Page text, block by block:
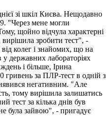
зі шкіл Києва. Нещодавно
"Через мене могли
щойно відчула характерні
зробити тест", -
колег і знайомих, що на
у державних лабораторіях
і більше, Ірина
гривень за ПЛР-тест в одній з
негативним. "Але
тому вирішила залишатись
тест за кілька днів був
була зайвою", - пригадує